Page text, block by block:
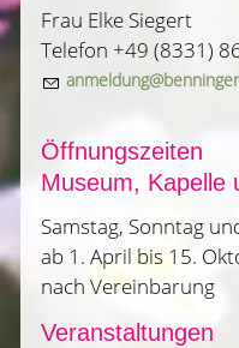
Frau Elke Siegert
Telefon +49 (8331)
nm ld ng b nn ng
Öffnungszeiten
Museum, Kapelle
Samstag, Sonntag
ab 1. April bis 15.
nach Vereinbarung
Veranstaltungen